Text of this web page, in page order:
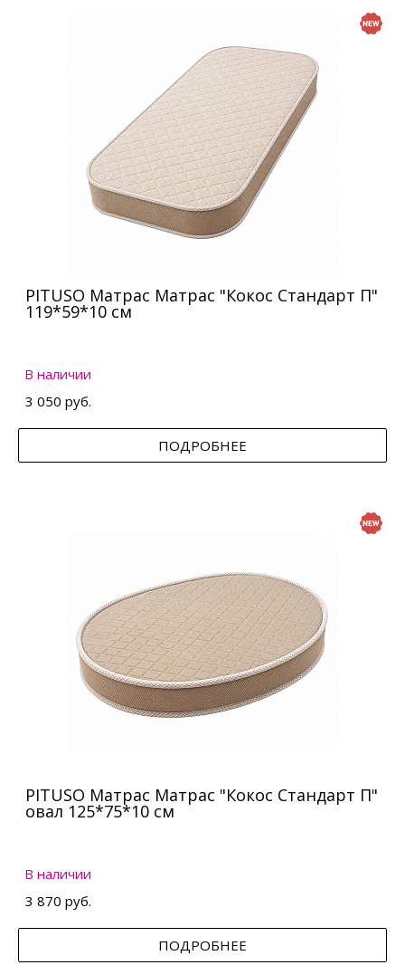
PITUSO Матрас Матрас "Кокос Стандарт П"
119*59*10 см
В наличии
3 050 руб.
ПОДРОБНЕЕ
PITUSO Матрас Матрас "Кокос Стандарт П"
овал 125*75*10 см
В наличии
3 870 руб.
ПОДРОБНЕЕ